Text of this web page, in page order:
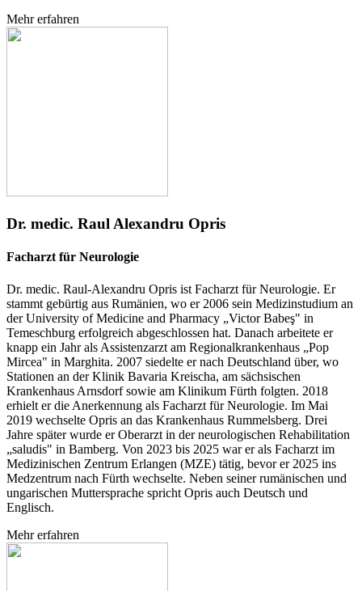
Mehr erfahren
Dr. medic. Raul Alexandru Opris
Facharzt für Neurologie
Dr. medic. Raul-Alexandru Opris ist Facharzt für Neurologie. Er
stammt gebürtig aus Rumänien, wo er 2006 sein Medizinstudium an
der University of Medicine and Pharmacy „Victor Babeş" in
Temeschburg erfolgreich abgeschlossen hat. Danach arbeitete er
knapp ein Jahr als Assistenzarzt am Regionalkrankenhaus „Pop
Mircea" in Marghita. 2007 siedelte er nach Deutschland über, wo
Stationen an der Klinik Bavaria Kreischa, am sächsischen
Krankenhaus Arnsdorf sowie am Klinikum Fürth folgten. 2018
erhielt er die Anerkennung als Facharzt für Neurologie. Im Mai
2019 wechselte Opris an das Krankenhaus Rummelsberg. Drei
Jahre später wurde er Oberarzt in der neurologischen Rehabilitation
„saludis" in Bamberg. Von 2023 bis 2025 war er als Facharzt im
Medizinischen Zentrum Erlangen (MZE) tätig, bevor er 2025 ins
Medzentrum nach Fürth wechselte. Neben seiner rumänischen und
ungarischen Muttersprache spricht Opris auch Deutsch und
Englisch.
Mehr erfahren